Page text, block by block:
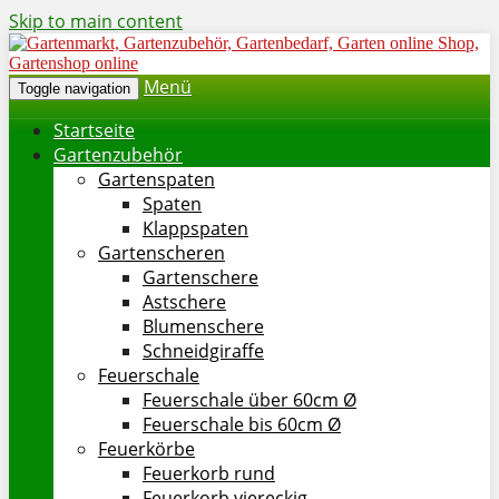
Skip to main content
Toggle navigation
Menü
Startseite
Gartenzubehör
Gartenspaten
Spaten
Klappspaten
Gartenscheren
Gartenschere
Astschere
Blumenschere
Schneidgiraffe
Feuerschale
Feuerschale über 60cm Ø
Feuerschale bis 60cm Ø
Feuerkörbe
Feuerkorb rund